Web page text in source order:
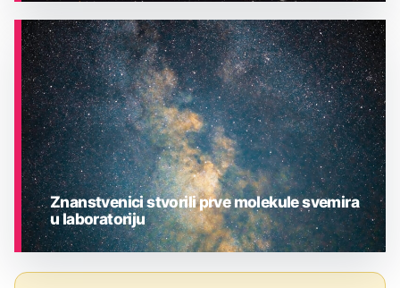
ASTRONOMIJA
Znanstvenici stvorili prve molekule svemira
u laboratoriju